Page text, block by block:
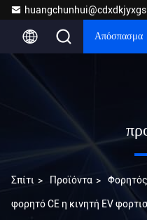
Απόσπασμα
Σπίτι > Προϊόντα >
φορητό CE η κινητή EV